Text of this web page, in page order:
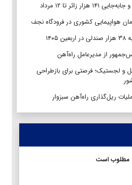
هواپیمایی کشوری در فرودگاه نجف
از مدیرعامل راه‌آهن
و لجستیک؛ فرصتی برای بازطراحی
ریل‌گذاری راه‌آهن سبزوار
مطلوب است